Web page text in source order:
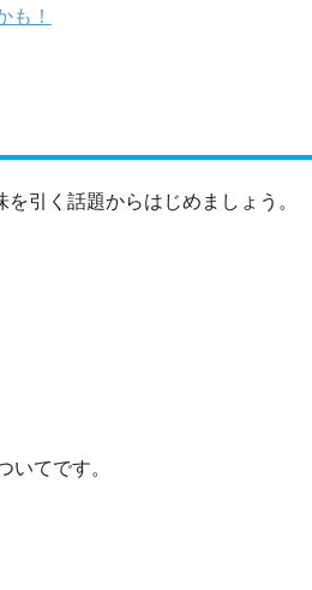
も！
引く話題からはじめましょう。
いてです。